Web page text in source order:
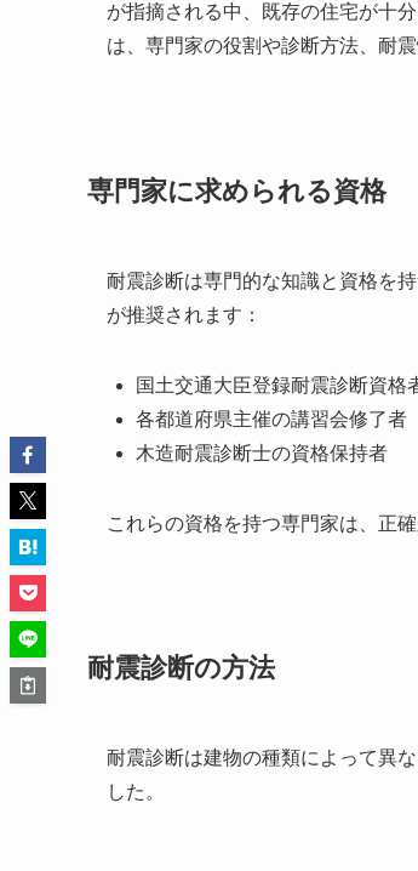
が指摘される中、既存の住宅が十
は、専門家の役割や診断方法、耐
専門家に求められる資格
耐震診断は専門的な知識と資格を
が推奨されます：
国土交通大臣登録耐震診断資格
各都道府県主催の講習会修了者
木造耐震診断士の資格保持者
これらの資格を持つ専門家は、正
耐震診断の方法
耐震診断は建物の種類によって異
した。